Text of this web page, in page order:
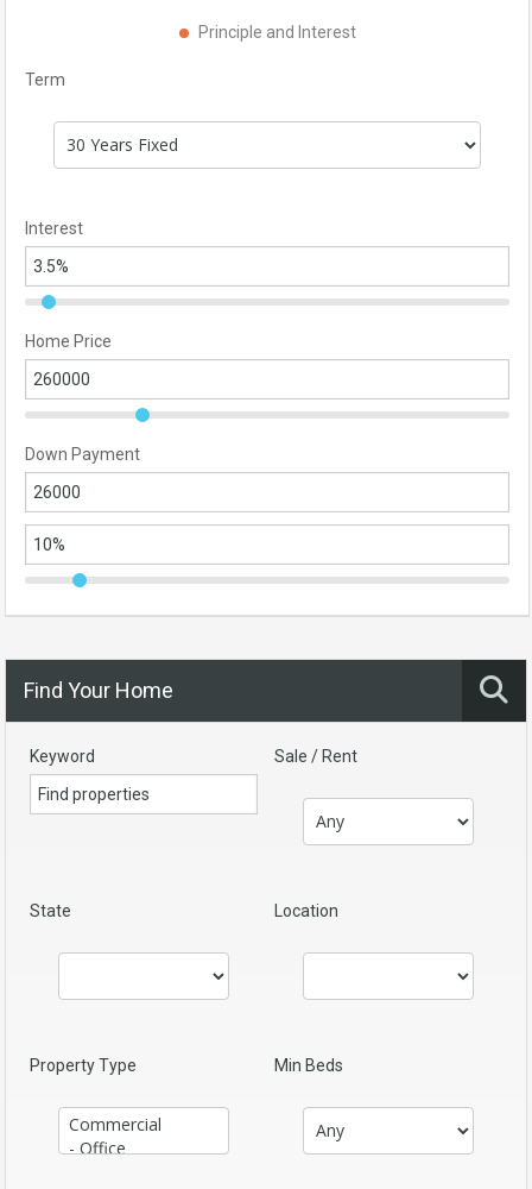
Principle and Interest
Term
Interest
Home Price
Down Payment
Find Your Home
Keyword Sale / Rent
State Location
Property Type Min Beds